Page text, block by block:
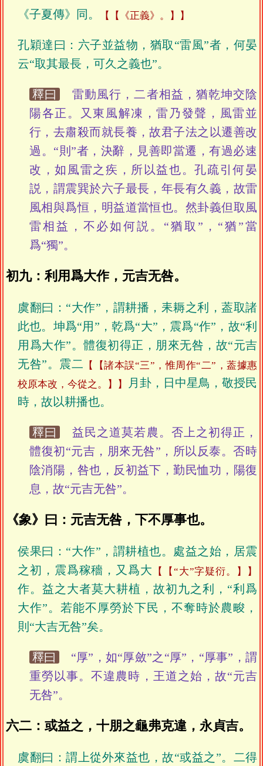
《子夏傳》同。 【《正義》。】
孔穎達曰：六子並益物，猶取“雷風”者，何晏
云“取其最長，可久之義也”。
釋曰
雷動風行，二者相益，猶乾坤交陰
陽各正。又東風解凍，雷乃發聲，風雷並
行，去肅殺而就長養，故君子法之以遷善改
過。“則”者，決辭，見善即當遷，有過必速
改，如風雷之疾，所以益也。孔疏引何晏
説，謂震巽於六子最長，年長有久義，故雷
風相與爲恒，明益道當恒也。然卦義但取風
雷相益，不必如何説。“猶取”，“猶”當
爲“獨”。
初九：利用爲大作，元吉无咎。
虞翻曰：“大作”，謂耕播，耒耨之利，葢取諸
此也。坤爲“用”，乾爲“大”，震爲“作”，故“利
用爲大作”。體復初得正，朋來无咎，故“元吉
无咎”。震二
【諸本誤“三”，惟周作“二”，葢據惠
校原本改，今從之。】
月卦，日中星鳥，敬授民
時，故以耕播也。
釋曰
益民之道莫若農。否上之初得正，
體復初“元吉，朋來无咎”，所以反泰。否時
陰消陽，咎也，反初益下，勤民恤功，陽復
息，故“元吉无咎”。
《象》曰：元吉无咎，下不厚事也。
侯果曰：“大作”，謂耕植也。處益之始，居震
之初，震爲稼穡，又爲大
【“大”字疑衍。】
作。益之大者莫大耕植，故初九之利，“利爲
大作”。若能不厚勞於下民，不奪時於農畯，
則“大吉无咎”矣。
釋曰
“厚”，如“厚斂”之“厚”，“厚事”，謂
重勞以事。不違農時，王道之始，故“元吉
无咎”。
六二：或益之，十朋之龜弗克違，永貞吉。
虞翻曰：謂上從外來益也，故“或益之”。二得